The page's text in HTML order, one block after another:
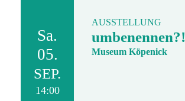
Sa.
05.
SEP.
14:00
AUSSTELLUNG
umbenennen?!
Museum Köpenick